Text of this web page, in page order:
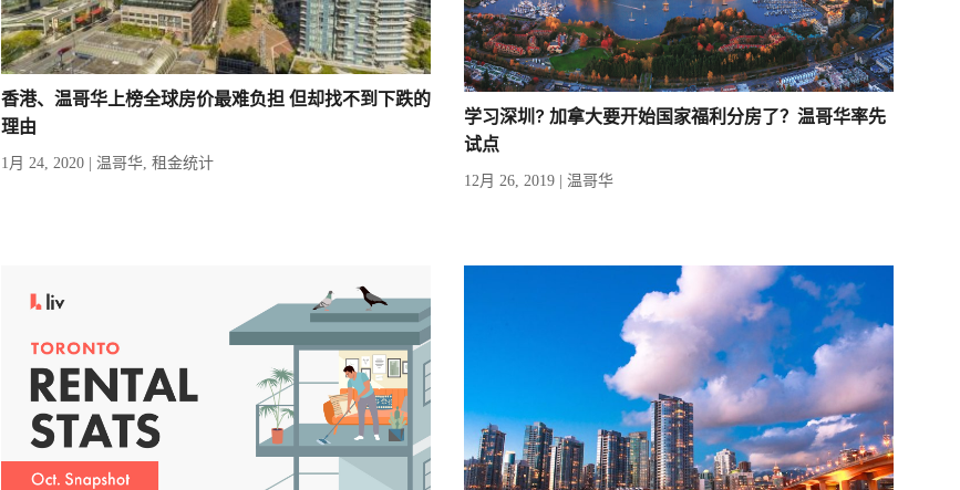
香港、温哥华上榜全球房价最难负担 但却找不到下跌的
理由
1月 24, 2020 温哥华 租金统计
学习深圳? 加拿大要开始国家福利分房了？温哥华率先
试点
12月 26, 2019 | 温哥华